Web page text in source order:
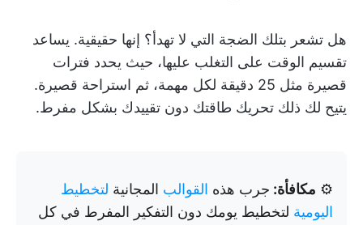
هل تشعر بتلك الضجة التي لا تهدأ؟ إنها حقيقية. يساعد
تقسيم الوقت على التغلب عليها، حيث يحدد فترات
قصيرة مثل 25 دقيقة لكل مهمة، ثم استراحة قصيرة.
يتيح لك ذلك تحريك طاقتك دون تقييدك بشكل مفرط.
⚙️ مكافأة: جرب هذه القوالب المجانية لتخطيط
اليومية لتخطيط يومك دون التفكير المفرط في كل